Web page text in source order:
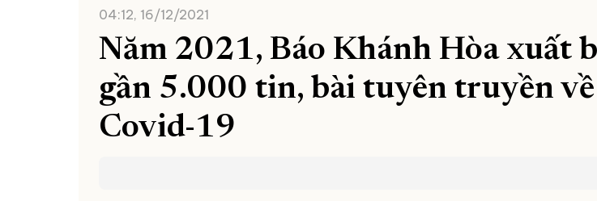
04:12, 16/12/2021
Năm 2021, Báo Khánh Hòa xuất
gần 5.000 tin, bài tuyên truyền
Covid-19